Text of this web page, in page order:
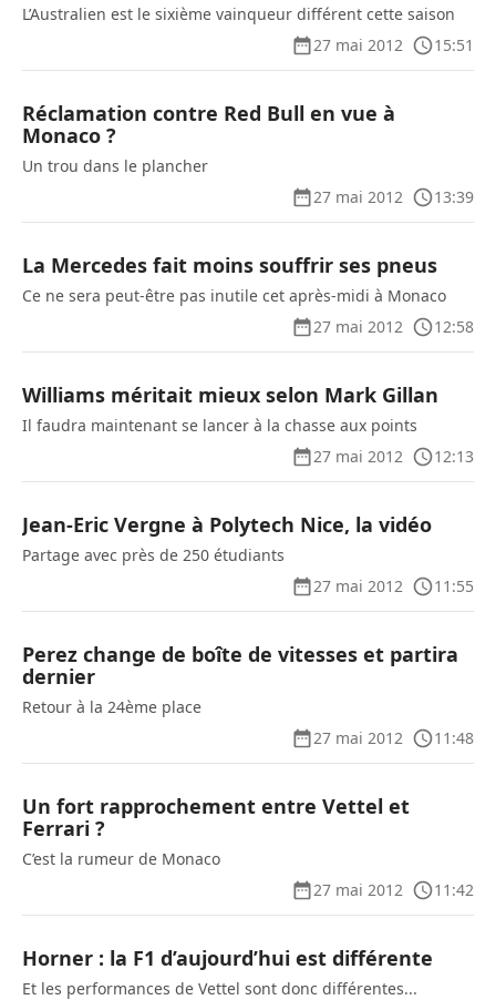
L’Australien est le sixième vainqueur différent cette saison
27 mai 2012
15:51
Réclamation contre Red Bull en vue à
Monaco ?
Un trou dans le plancher
27 mai 2012
13:39
La Mercedes fait moins souffrir ses pneus
Ce ne sera peut-être pas inutile cet après-midi à Monaco
27 mai 2012
12:58
Williams méritait mieux selon Mark Gillan
Il faudra maintenant se lancer à la chasse aux points
27 mai 2012
12:13
Jean-Eric Vergne à Polytech Nice, la vidéo
Partage avec près de 250 étudiants
27 mai 2012
11:55
Perez change de boîte de vitesses et partira
dernier
Retour à la 24ème place
27 mai 2012
11:48
Un fort rapprochement entre Vettel et
Ferrari ?
C’est la rumeur de Monaco
27 mai 2012
11:42
Horner : la F1 d’aujourd’hui est différente
Et les performances de Vettel sont donc différentes...